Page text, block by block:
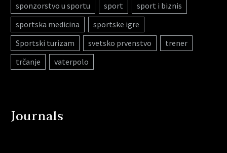
sponzorstvo u sportu
sport
sport i biznis
sportska medicina
sportske igre
Sportski turizam
svetsko prvenstvo
trener
trčanje
vaterpolo
Journals